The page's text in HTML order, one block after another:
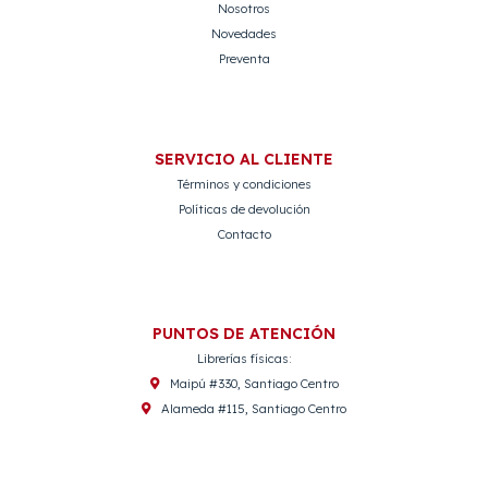
Nosotros
Novedades
Preventa
SERVICIO AL CLIENTE
Términos y condiciones
Políticas de devolución
Contacto
PUNTOS DE ATENCIÓN
Librerías físicas:
Maipú #330, Santiago Centro
Alameda #115, Santiago Centro